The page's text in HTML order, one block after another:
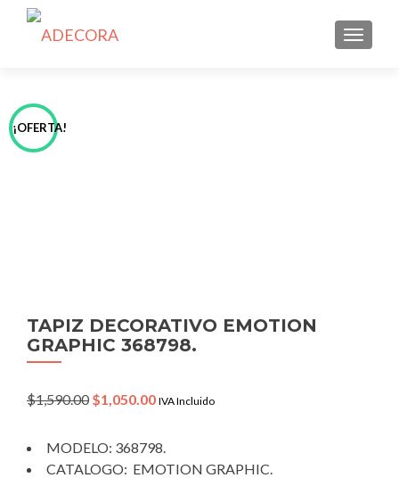
¡OFERTA!
TAPIZ DECORATIVO EMOTION
GRAPHIC 368798.
$1,590.00 Original
$1,590.00.
$1,050.00Current
$1,050.00.
IVA Incluido
MODELO: 368798.
CATALOGO: EMOTION GRAPHIC.